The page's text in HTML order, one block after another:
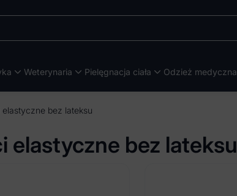
Weterynaria Pielęgnacja ciała Odzież medyczna
elastyczne bez lateksu
elastyczne bez lateksu